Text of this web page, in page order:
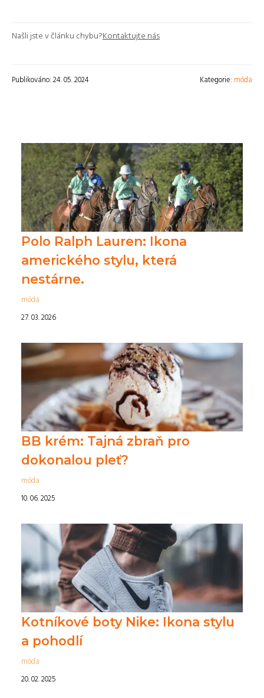
Našli jste v článku chybu?Kontaktujte nás
Publikováno: 24. 05. 2024 Kategorie: móda
Polo Ralph Lauren: Ikona
amerického stylu, která
nestárne.
móda
27. 03. 2026
BB krém: Tajná zbraň pro
dokonalou pleť?
móda
10. 06. 2025
Kotníkové boty Nike: Ikona stylu
a pohodlí
móda
20. 02. 2025